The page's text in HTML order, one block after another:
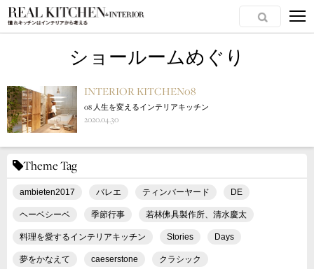
ショールームめぐり
INTERIOR KITCHEN08
08 人生を変えるインテリアキッチン
2020.04.30
Theme Tag
ambieten2017 バレエ ティンバーヤード DE
ヘーベシーベ 季節行事 若林佛具製作所、清水慶太
料理を愛するインテリアキッチン Stories Days
夢をかなえて caeserstone クラシック